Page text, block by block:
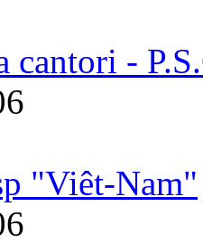
cantori -
"Viêt-Nam"